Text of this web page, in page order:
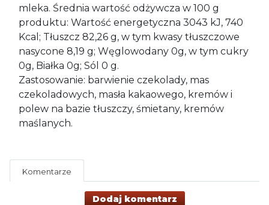
mleka. Średnia wartość odżywcza w 100 g
produktu: Wartość energetyczna 3043 kJ, 740
Kcal; Tłuszcz 82,26 g, w tym kwasy tłuszczowe
nasycone 8,19 g; Węglowodany 0g, w tym cukry
0g, Białka 0g; Sól 0 g.
Zastosowanie: barwienie czekolady, mas
czekoladowych, masła kakaowego, kremów i
polew na bazie tłuszczy, śmietany, kremów
maślanych.
Komentarze
Dodaj komentarz